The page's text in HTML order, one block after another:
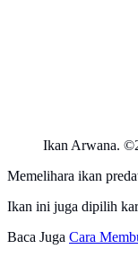
Ikan Arwana.
Memelihara ikan
Ikan ini juga dipilih
Baca Juga Cara